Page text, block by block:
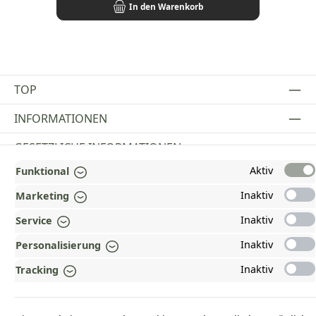
In den Warenkorb
TOP
Vertrag widerrufen
INFORMATIONEN
GESETZLICHE INFORMATIONEN
ZAHLUNGS- UND VERSANDARTEN
AUSGEZEICHNET UND ZERTIFIZIERT!
UNSERE COMMUNITIES
Funktional
Aktiv
Marketing
Inaktiv
Service
Inaktiv
Personalisierung
Inaktiv
Tracking
Inaktiv